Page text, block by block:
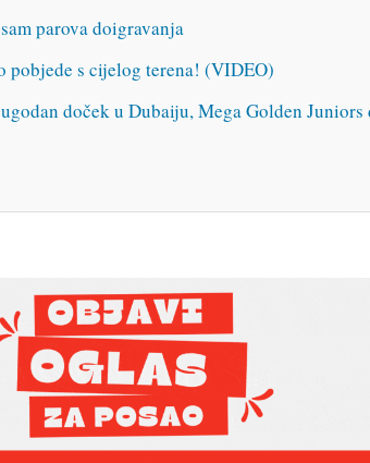
parova doigravanja
pobjede s cijelog terena! (VIDEO)
doček u Dubaiju, Mega Golden